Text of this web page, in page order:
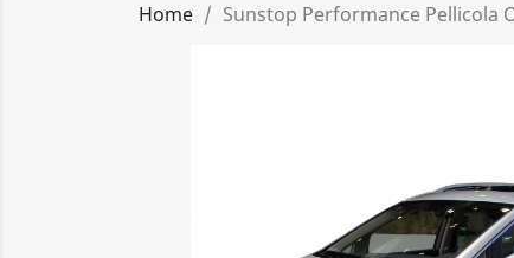
Home Sunstop Performance Pellicola